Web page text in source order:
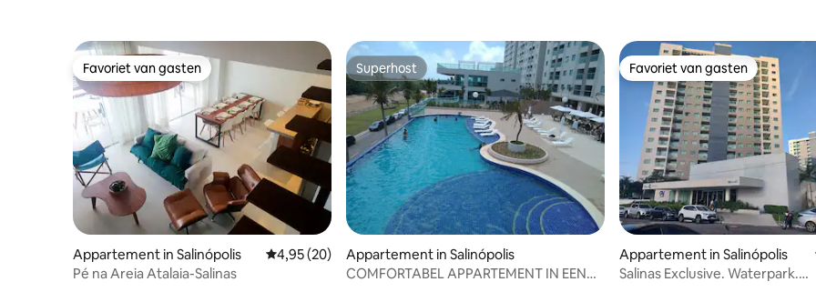
Favoriet van gasten
Favoriet van gasten
Appartement in Salinópolis Gemiddelde beoordeling van 4,95 uit 5, 20 recensies
4,95 (20)
Pé na Areia Atalaia-Salinas
Superhost
Superhost
Appartement in Salinópolis
COMFORTABEL APPARTEMENT IN EEN
Favoriet van gasten
Favoriet van gasten
Appartement in Salinópolis
Salinas Exclusive. Waterpark.